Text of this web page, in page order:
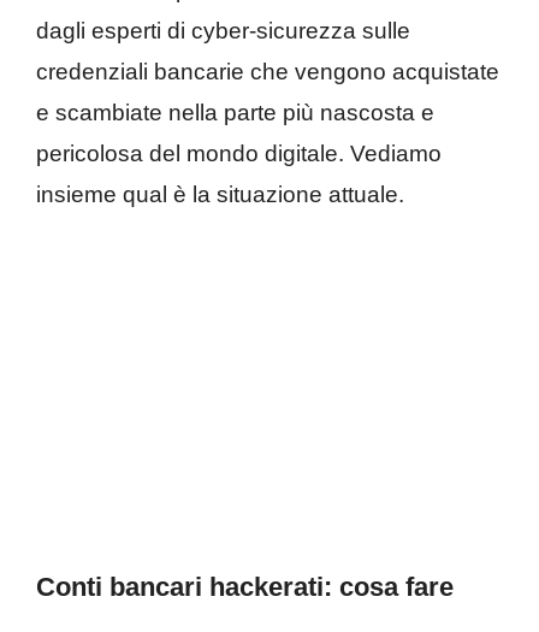
dagli esperti di cyber-sicurezza sulle
credenziali bancarie che vengono acquistate
e scambiate nella parte più nascosta e
pericolosa del mondo digitale. Vediamo
insieme qual è la situazione attuale.
Conti bancari hackerati: cosa fare